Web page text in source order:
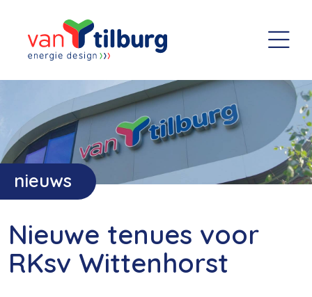
nieuws
Nieuwe tenues voor
RKsv Wittenhorst